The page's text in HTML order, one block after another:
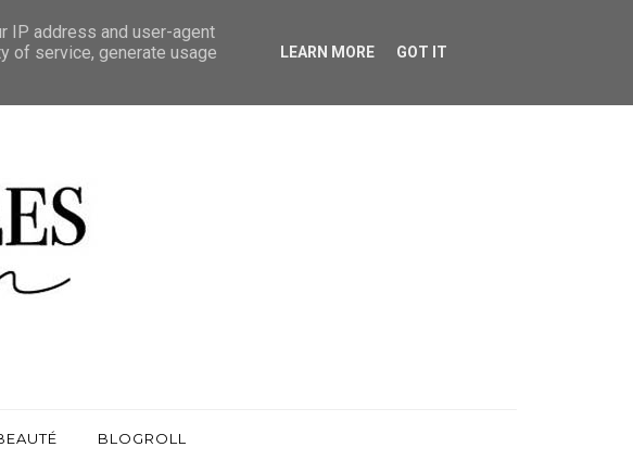
BLOGROLL
IP address and user-agent
of service, generate usage
LEARN MORE GOT IT